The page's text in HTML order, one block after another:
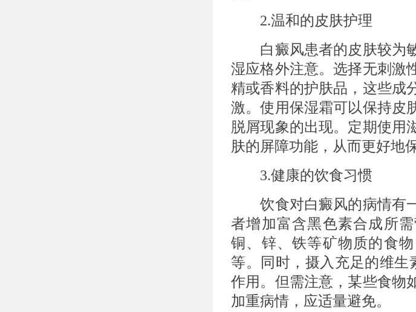
2.温和的皮肤护理
白癜风患者的皮肤较为
湿应格外注意。选择无刺激
精或香料的护肤品，这些成
激。使用保湿霜可以保持皮
脱屑现象的出现。定期使用
肤的屏障功能，从而更好地
3.健康的饮食习惯
饮食对白癜风的病情有
者增加富含黑色素合成所
铜、锌、铁等矿物质的食
等。同时，摄入充足的维生
作用。但需注意，某些食物
加重病情，应适量避免。